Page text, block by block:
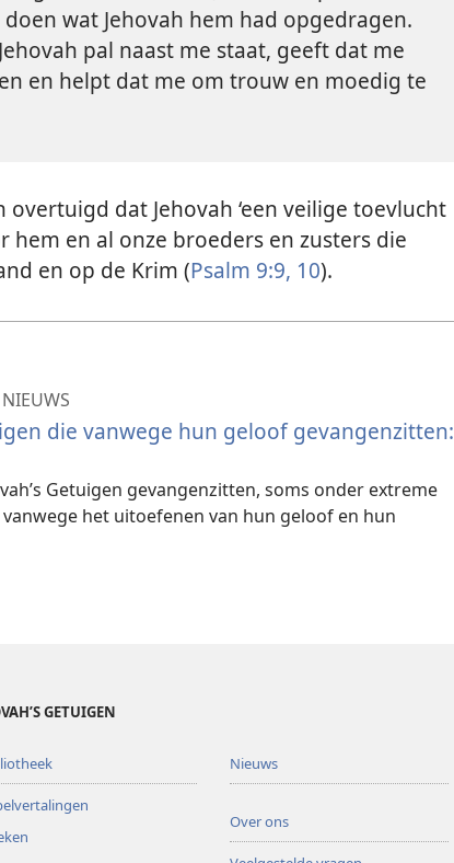
wat Jehovah hem had opgedragen.
pal naast me staat, geeft dat me
en helpt dat me om trouw en moedig te
overtuigd dat Jehovah ‘een veilige toevlucht
hem en al onze broeders en zusters die
en op de Krim (Psalm 9:9, 10).
die vanwege hun geloof gevangenzitten:
Getuigen gevangenzitten, soms onder extreme
het uitoefenen van hun geloof en hun
GETUIGEN
Nieuws
Over ons